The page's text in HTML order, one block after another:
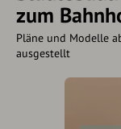
zum
Pläne und Modelle
ausgestellt